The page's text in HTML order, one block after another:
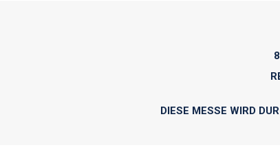
DIESE MESSE WIRD